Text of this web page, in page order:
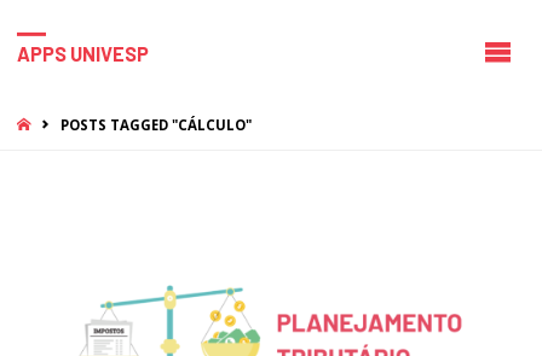
APPS UNIVESP
HOMEPOSTS TAGGED "CÁLCULO"